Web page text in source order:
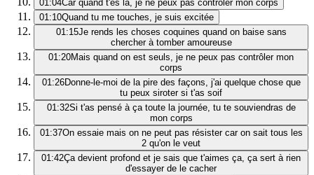
01:04Car quand t'es là, je ne peux pas contrôler mon corps
01:10Quand tu me touches, je suis excitée
01:15Je rends les choses coquines quand on baise sans
chercher à tomber amoureuse
01:20Mais quand on est seuls, je ne peux pas contrôler mon
corps
01:26Donne-le-moi de la pire des façons, j'ai quelque chose que
tu peux siroter si t'as soif
01:32Si t'as pensé à ça toute la journée, tu te souviendras de
mon corps
01:37On essaie mais on ne peut pas résister car on sait tous les
2 qu'on le veut
01:42Ça devient profond et je sais que t'aimes ça, ça sert à rien
d'essayer de le cacher